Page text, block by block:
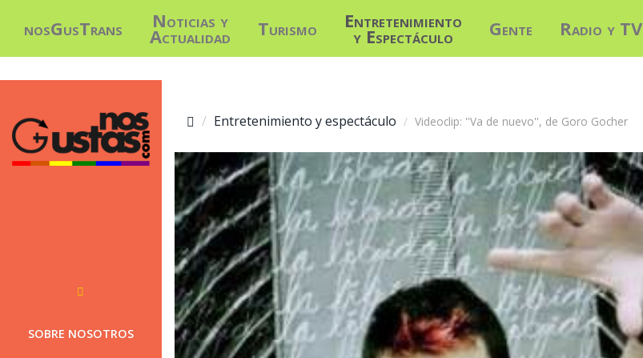
nosGusTrans Noticias y
Actualidad Turismo Entretenimiento
y Espectáculo Gente Radio y TV
SOBRE NOSOTROS
Entretenimiento y espectáculo Videoclip: ''Va de nuevo'', de Goro Gocher